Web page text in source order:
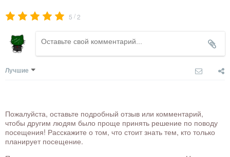
5 /2
Лучшие
Пожалуйста, оставьте подробный отзыв или комментарий,
чтобы другим людям было проще принять решение по поводу
посещения! Расскажите о том, что стоит знать тем, кто только
планирует посещение.